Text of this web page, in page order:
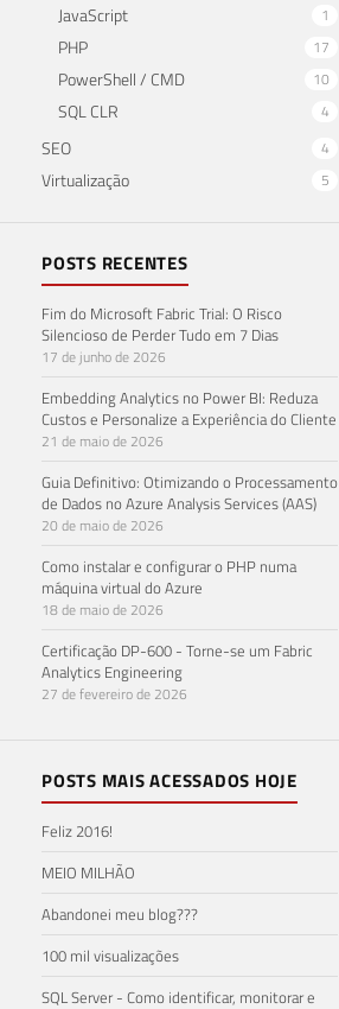
JavaScript 1
PHP 17
PowerShell / CMD 10
SQL CLR 4
SEO 4
Virtualização 5
POSTS RECENTES
Fim do Microsoft Fabric Trial: O Risco
Silencioso de Perder Tudo em 7 Dias
17 de junho de 2026
Embedding Analytics no Power BI: Reduza
Custos e Personalize a Experiência do Cliente
21 de maio de 2026
Guia Definitivo: Otimizando o Processamento
de Dados no Azure Analysis Services (AAS)
20 de maio de 2026
Como instalar e configurar o PHP numa
máquina virtual do Azure
18 de maio de 2026
Certificação DP-600 - Torne-se um Fabric
Analytics Engineering
27 de fevereiro de 2026
POSTS MAIS ACESSADOS HOJE
Feliz 2016!
MEIO MILHÃO
Abandonei meu blog???
100 mil visualizações
SQL Server - Como identificar, monitorar e